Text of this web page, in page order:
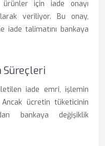
ürünler için iade onayı
veriliyor. Bu onay,
iade talimatını bankaya
Süreçleri
iade emri, işlemin
ücretin tüketicinin
bankaya değişiklik